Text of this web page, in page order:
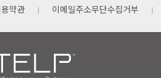
약관 이메일주소무단수집거부